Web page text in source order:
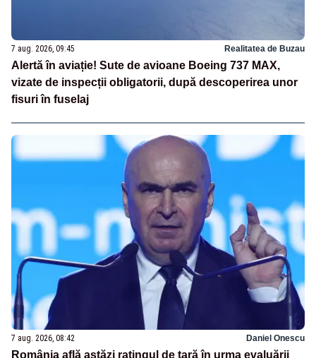
7 aug. 2026, 09:45 Realitatea de Buzau
Alertă în aviație! Sute de avioane Boeing 737 MAX,
vizate de inspecții obligatorii, după descoperirea unor
fisuri în fuselaj
7 aug. 2026, 08:42 Daniel Onescu
România află astăzi ratingul de țară în urma evaluării